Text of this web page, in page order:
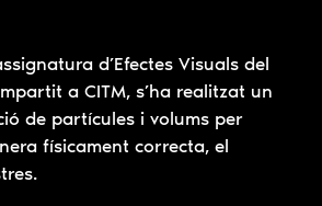
d’Efectes Visuals del
a CITM, s’ha realitzat un
de partícules i volums per
físicament correcta, el